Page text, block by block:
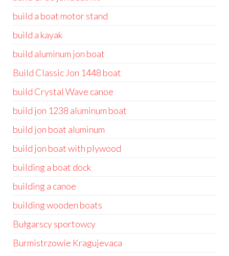
build a boat motor stand
build a kayak
build aluminum jon boat
Build Classic Jon 1448 boat
build Crystal Wave canoe
build jon 1238 aluminum boat
build jon boat aluminum
build jon boat with plywood
building a boat dock
building a canoe
building wooden boats
Bułgarscy sportowcy
Burmistrzowie Kragujevaca